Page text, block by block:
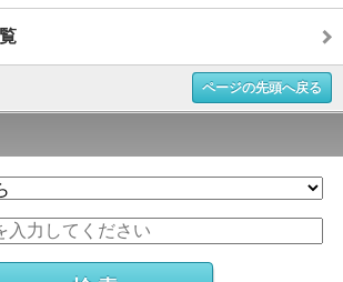
ページの先頭へ戻る